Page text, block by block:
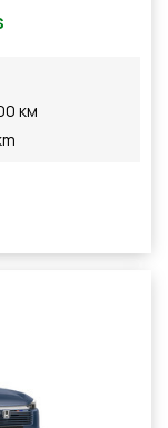
км